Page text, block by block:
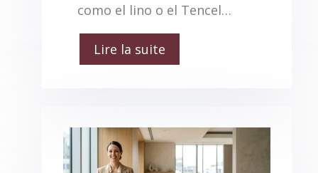
como el lino o el Tencel…
Lire la suite